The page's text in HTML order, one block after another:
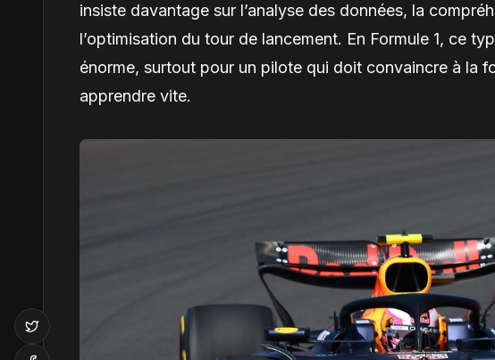
insiste davantage sur l’analyse des données, la
l’optimisation du tour de lancement. En Formule 1, ce
énorme, surtout pour un pilote qui doit convaincre à la
apprendre vite.